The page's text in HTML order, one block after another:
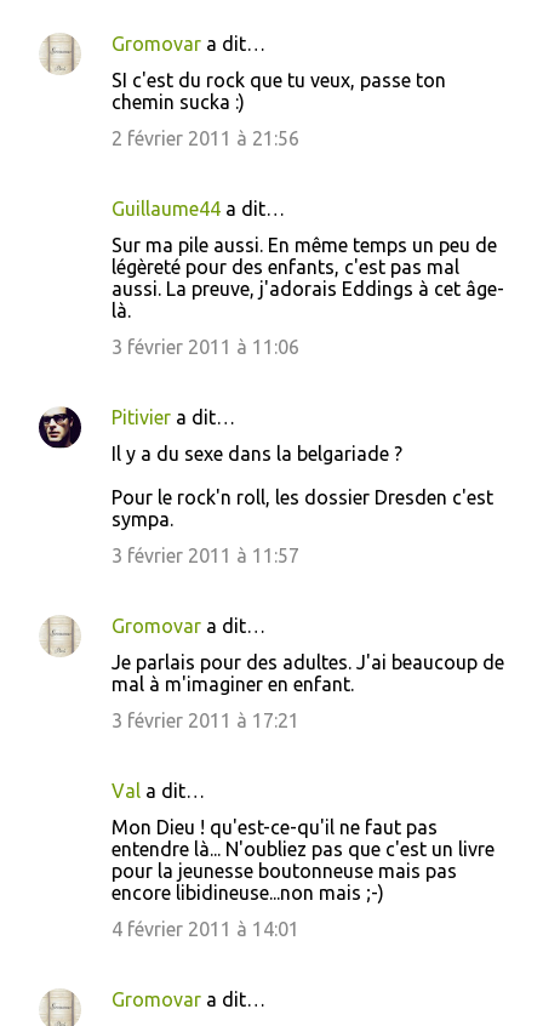
Gromovar a dit…
SI c'est du rock que tu veux, passe ton
chemin sucka :)
2 février 2011 à 21:56
Guillaume44 a dit…
Sur ma pile aussi. En même temps un peu de
légèreté pour des enfants, c'est pas mal
aussi. La preuve, j'adorais Eddings à cet âge-
là.
3 février 2011 à 11:06
Pitivier a dit…
Il y a du sexe dans la belgariade ?
Pour le rock'n roll, les dossier Dresden c'est
sympa.
3 février 2011 à 11:57
Gromovar a dit…
Je parlais pour des adultes. J'ai beaucoup de
mal à m'imaginer en enfant.
3 février 2011 à 17:21
Val a dit…
Mon Dieu ! qu'est-ce-qu'il ne faut pas
entendre là... N'oubliez pas que c'est un livre
pour la jeunesse boutonneuse mais pas
encore libidineuse...non mais ;-)
4 février 2011 à 14:01
Gromovar a dit…